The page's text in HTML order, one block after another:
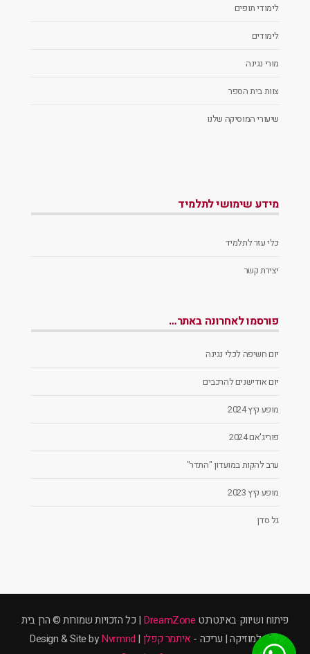
לימודי תופים
לימודים
מורי נגינה
צוות בית הספר
שיעורי המוסיקה שלנו
מידע שימושי לתלמיד
כלי עזר לתלמיד
יצירת קשר
פורסמו לאחרונה באתר…
יום חשיפה לכלי נגינה
יום אודישנים להרכבים
מופע קיץ 2024
פוריג'אם 2024
ערב להקות במועדון "התדר"
מופע קיץ 2023
גל סדן
פיתוח ושיווק באינטרנט DreamZone | כל הזכויות שמורות © הרן בית
ספר למוזיקה | עריכה - איתמר קפלן | Design & Site by
Nvrmnd